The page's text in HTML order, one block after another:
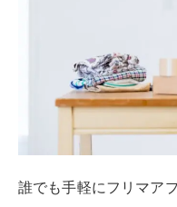
誰でも手軽にフリマア